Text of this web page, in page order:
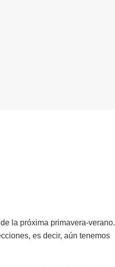
la próxima primavera-verano.
es decir, aún tenemos